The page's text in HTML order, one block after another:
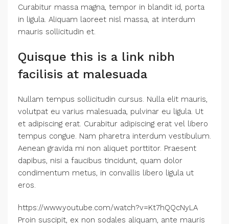
Curabitur massa magna, tempor in blandit id, porta
in ligula. Aliquam laoreet nisl massa, at interdum
mauris sollicitudin et.
Quisque this is a link nibh
facilisis at malesuada
Nullam tempus sollicitudin cursus. Nulla elit mauris,
volutpat eu varius malesuada, pulvinar eu ligula. Ut
et adipiscing erat. Curabitur adipiscing erat vel libero
tempus congue. Nam pharetra interdum vestibulum.
Aenean gravida mi non aliquet porttitor. Praesent
dapibus, nisi a faucibus tincidunt, quam dolor
condimentum metus, in convallis libero ligula ut
eros.
https://www.youtube.com/watch?v=Kt7hQQcNyLA
Proin suscipit, ex non sodales aliquam, ante mauris